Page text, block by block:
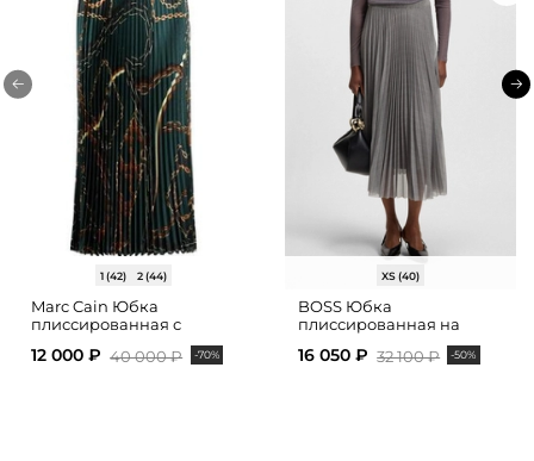
1 (42) 2 (44)
Marc Cain Юбка
плиссированная с
12 000 ₽ 40 000 ₽ -70%
XS (40)
BOSS Юбка
плиссированная на
16 050 ₽ 32 100 ₽ -50%